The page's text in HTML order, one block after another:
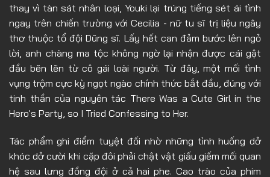
Tập 11
Tập 12
thay vì tàn sát nhân loại, Youki lại trúng tiếng sét ái tình
ngay trên chiến trường với Cecilia - nữ tu sĩ trị liệu ngây
thơ thuộc tổ đội Dũng sĩ. Lấy hết can đảm bước lên ngỏ
lời, anh chàng ma tộc không ngờ lại nhận được cái gật
đầu bẽn lẽn từ cô gái loài người. Từ đây, một mối tình
vụng trộm cực kỳ ngọt ngào chính thức bắt đầu, đúng với
tinh thần của nguyên tác There Was a Cute Girl in the
Hero's Party, so I Tried Confessing to Her.
Tác phẩm ghi điểm tuyệt đối nhờ những tình huống dở
khóc dở cười khi cặp đôi phải chật vật giấu giếm mối quan
hệ sau lưng đồng đội ở cả hai phe. Cao trào của phim